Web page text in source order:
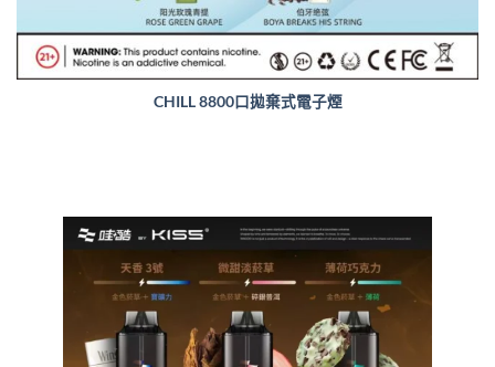
CHILL 8800口拋棄式電子煙